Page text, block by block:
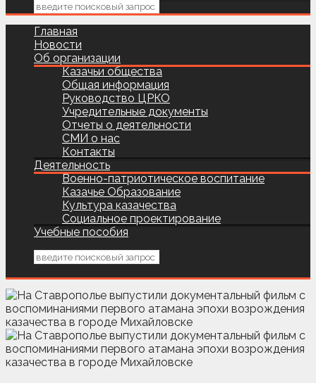
Главная
Новости
Об организации
Казачьи общества
Общая информация
Руководство ЦРКО
Учредительные документы
Отчеты о деятельности
СМИ о нас
Контакты
Деятельность
Военно-патриотическое воспитание
Казачье Образование
Культура казачества
Социальное проектирование
Учебные пособия